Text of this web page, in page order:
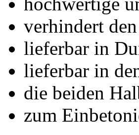
verhindert
lieferbar in
lieferbar in
die beiden
zum